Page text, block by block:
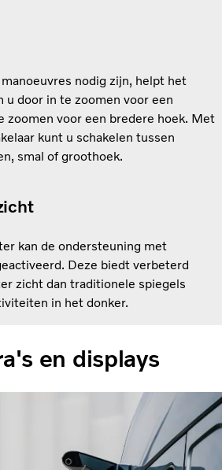
nodig zijn, helpt het
u door in te zoomen voor een
zoomen voor een bredere hoek. Met
kunt u schakelen tussen
smal of groothoek.
kan de ondersteuning met
Deze biedt verbeterd
zicht dan traditionele spiegels
in het donker.
en displays